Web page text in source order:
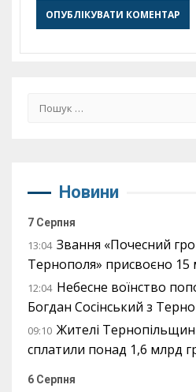
Пошук:
Новини
7 Серпня
13:04 Звання «Почесний
Тернополя» присвоєно
12:04 Небесне воїнство
Богдан Сосінський з
09:10 Жителі
сплатили понад 1,6 млрд
6 Серпня